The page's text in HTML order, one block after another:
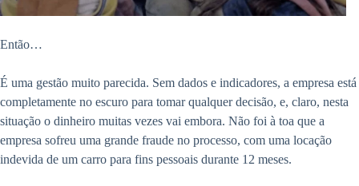
Então…
É uma gestão muito parecida. Sem dados e indicadores, a empresa está
completamente no escuro para tomar qualquer decisão, e, claro, nesta
situação o dinheiro muitas vezes vai embora. Não foi à toa que a
empresa sofreu uma grande fraude no processo, com uma locação
indevida de um carro para fins pessoais durante 12 meses.